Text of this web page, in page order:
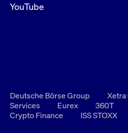
YouTube
Deutsche Börse Group Xetra
Services
Eurex 360T
Crypto Finance
ISS STOXX